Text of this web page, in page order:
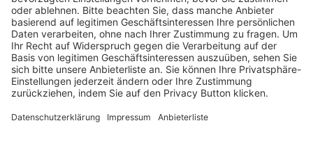
Laura Ordemann
EY
17.15 Uhr